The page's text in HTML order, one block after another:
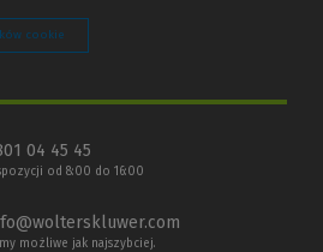
cookie
04 45 45
od 8:00 do 16:00
możliwe jak najszybciej.